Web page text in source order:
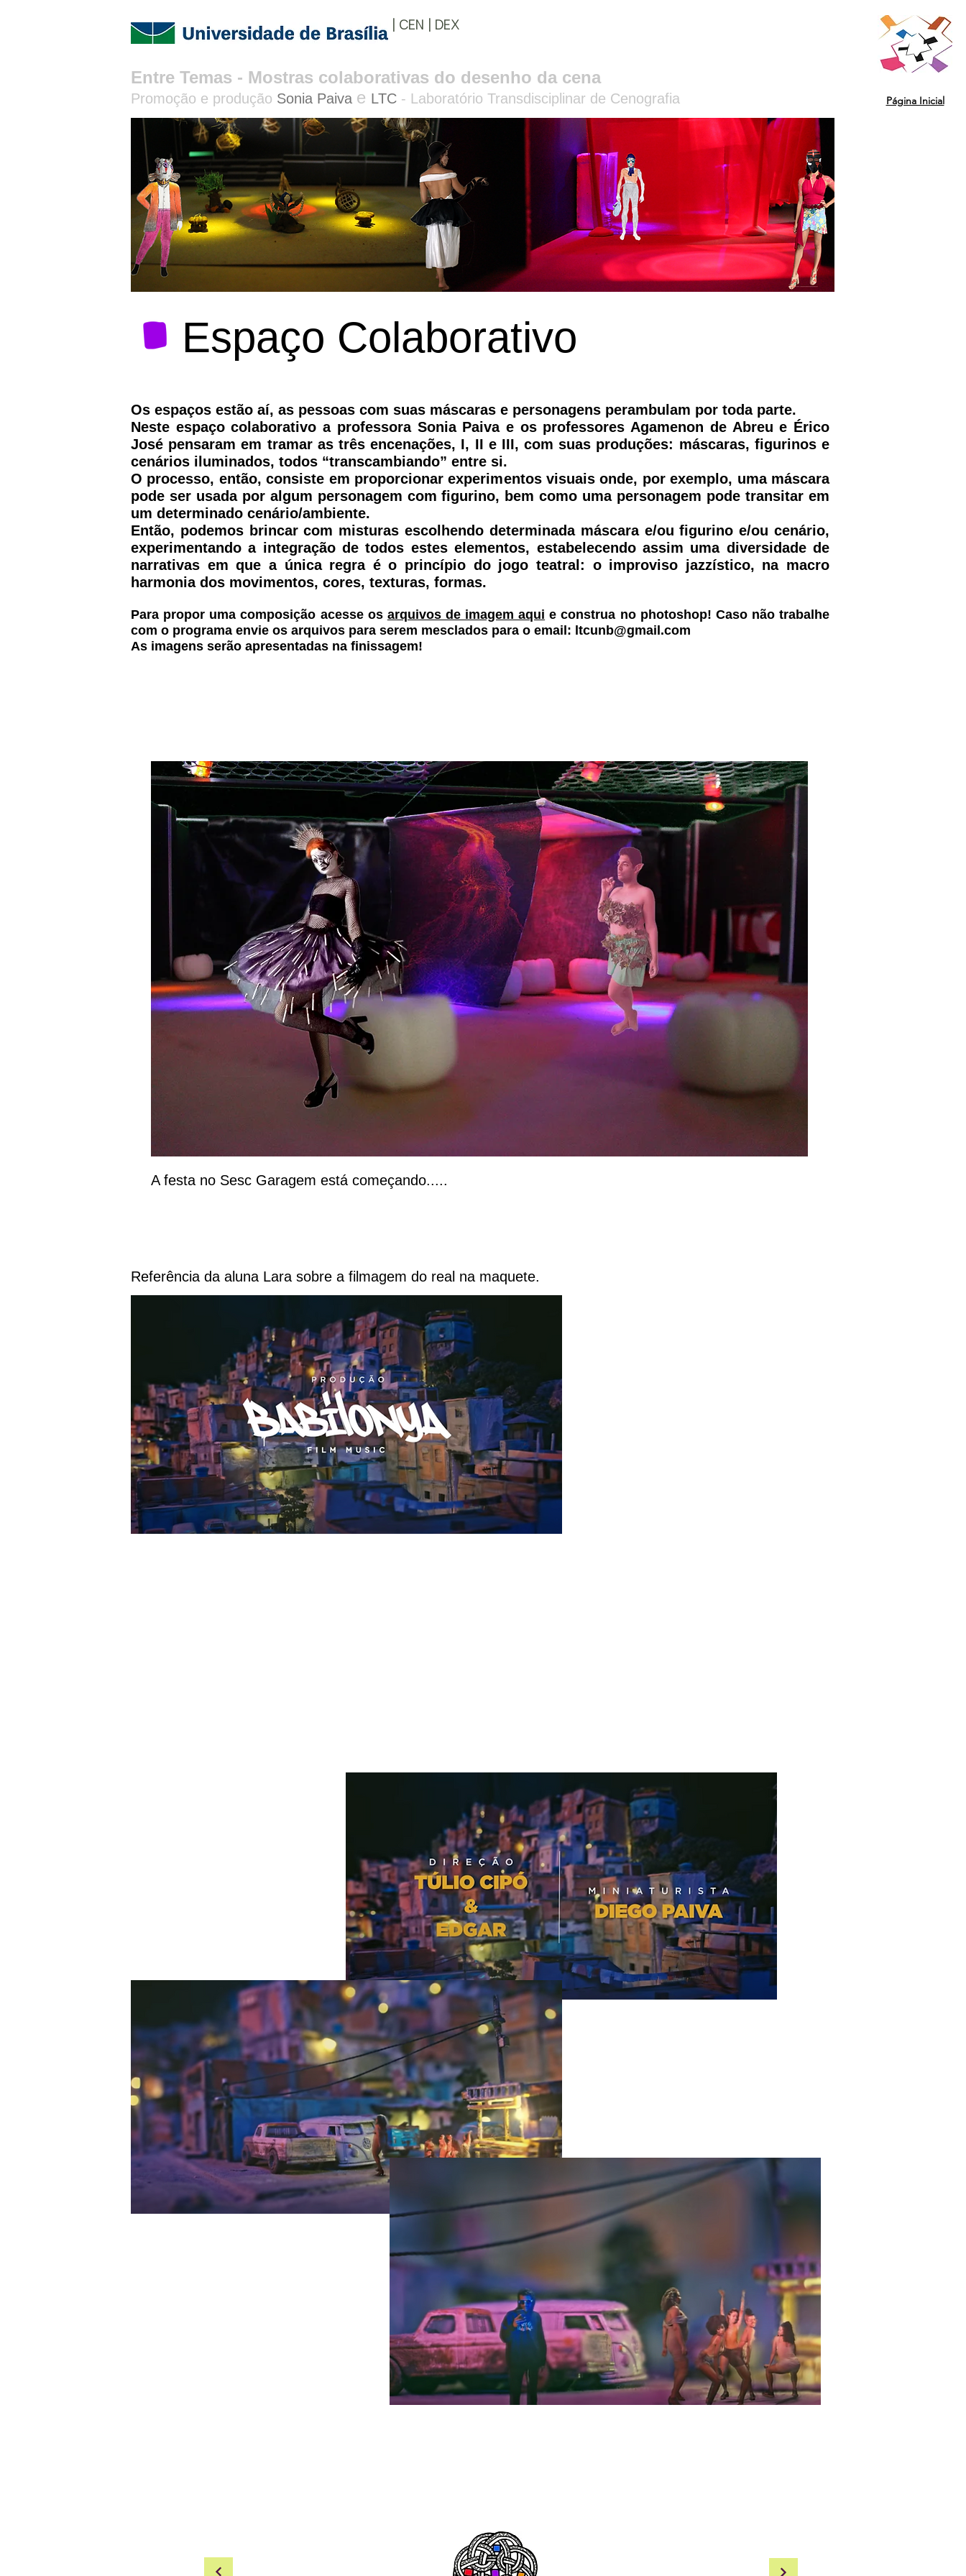
| CEN | DEX
Entre Temas​​ - Mostras colaborativas do desenho da cena
Promoção e produção Sonia Paiva e LTC - Laboratório Transdisciplinar de Cenografia Página Inicial
Espaço Colaborativo
Os espaços estão aí, as pessoas com suas máscaras e personagens perambulam por toda parte.
Neste espaço colaborativo a professora Sonia Paiva e os professores Agamenon de Abreu e Érico
José pensaram em tramar as três encenações, I, II e III, com suas produções: máscaras, figurinos e
cenários iluminados, todos “transcambiando” entre si.
O processo, então, consiste em proporcionar experimentos visuais onde, por exemplo, uma máscara
pode ser usada por algum personagem com figurino, bem como uma personagem pode transitar em
um determinado cenário/ambiente.
Então, podemos brincar com misturas escolhendo determinada máscara e/ou figurino e/ou cenário,
experimentando a integração de todos estes elementos, estabelecendo assim uma diversidade de
narrativas em que a única regra é o princípio do jogo teatral: o improviso jazzístico, na macro
harmonia dos movimentos, cores, texturas, formas.
Para propor uma composição acesse os arquivos de imagem aqui e construa no photoshop! Caso não trabalhe
com o programa envie os arquivos para serem mesclados para o email: ltcunb@gmail.com
As imagens serão apresentadas na finissagem!
A festa no Sesc Garagem está começando.....
Referência da aluna Lara sobre a filmagem do real na maquete.